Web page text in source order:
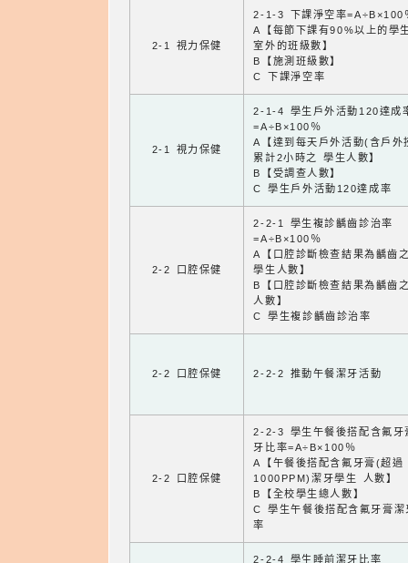
2-1 視力保健
2-1-3 下課淨空率=A÷B×100
A【每節下課有90%以上的學
室外的班級數】
B【施測班級數】
C 下課淨空率
2-1 視力保健
2-1-4 學生戶外活動120達成
=A÷B×100％
A【達到每天戶外活動(含戶外
累計2小時之 學生人數】
B【受調查人數】
C 學生戶外活動120達成率
2-2 口腔保健
2-2-1 學生複診齲齒診治率
=A÷B×100％
A【口腔診斷檢查結果為齲齒
學生人數】
B【口腔診斷檢查結果為齲齒
人數】
C 學生複診齲齒診治率
2-2 口腔保健 2-2-2 推動午餐潔牙活動
2-2 口腔保健
2-2-3 學生午餐後搭配含氟牙
牙比率=A÷B×100％
A【午餐後搭配含氟牙膏(超過
1000PPM)潔牙學生 人數】
B【全校學生總人數】
C 學生午餐後搭配含氟牙膏潔
率
2-2-4 學生睡前潔牙比率